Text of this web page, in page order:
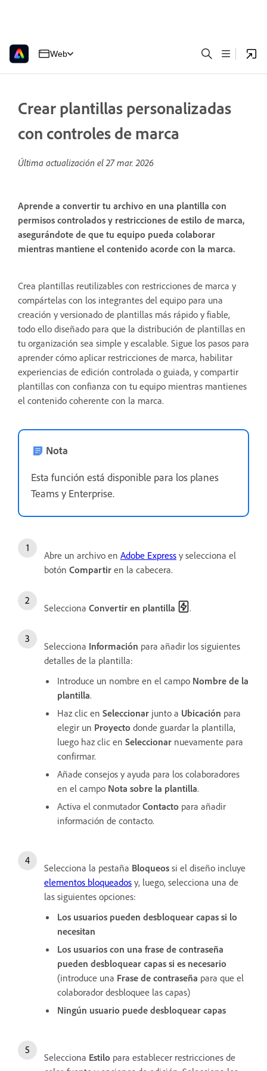
Web
Crear plantillas personalizadas
con controles de marca
Última actualización el27 mar. 2026
Aprende a convertir tu archivo en una plantilla con
permisos controlados y restricciones de estilo de marca,
asegurándote de que tu equipo pueda colaborar
mientras mantiene el contenido acorde con la marca.
Crea plantillas reutilizables con restricciones de marca y
compártelas con los integrantes del equipo para una
creación y versionado de plantillas más rápido y fiable,
todo ello diseñado para que la distribución de plantillas en
tu organización sea simple y escalable. Sigue los pasos para
aprender cómo aplicar restricciones de marca, habilitar
experiencias de edición controlada o guiada, y compartir
plantillas con confianza con tu equipo mientras mantienes
el contenido coherente con la marca.
Nota
Esta función está disponible para los planes
Teams y Enterprise.
Abre un archivo en Adobe Express y selecciona el
botón Compartir en la cabecera.
Selecciona Convertir en plantilla .
Selecciona Información para añadir los siguientes
detalles de la plantilla:
Introduce un nombre en el campo Nombre de la
plantilla.
Haz clic en Seleccionar junto a Ubicación para
elegir un Proyecto donde guardar la plantilla,
luego haz clic en Seleccionar nuevamente para
confirmar.
Añade consejos y ayuda para los colaboradores
en el campo Nota sobre la plantilla.
Activa el conmutador Contacto para añadir
información de contacto.
Selecciona la pestaña Bloqueos si el diseño incluye
elementos bloqueados y, luego, selecciona una de
las siguientes opciones:
Los usuarios pueden desbloquear capas si lo
necesitan
Los usuarios con una frase de contraseña
pueden desbloquear capas si es necesario
(introduce una Frase de contraseña para que el
colaborador desbloquee las capas)
Ningún usuario puede desbloquear capas
Selecciona Estilo para establecer restricciones de